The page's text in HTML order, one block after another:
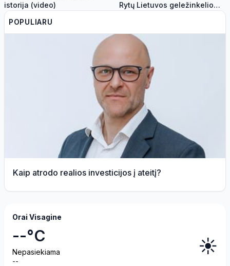
istorija (video)
Rytų Lietuvos geležinkelio
POPULIARU
Kaip atrodo realios investicijos į ateitį?
Orai Visagine
--°C
Nepasiekiama
--
☀️